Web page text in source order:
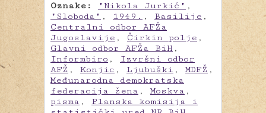
Oznake: "Nikola Jurkić" ,
"Sloboda" , 1949. , Basilije ,
Centralni odbor AFŽa
Jugoslavije , Čirkin polje ,
Glavni odbor AFŽa BiH ,
Informbiro ,
Izvršni odbor
AFŽ , Konjic , Ljubuški ,MDFŽ ,
Međunarodna demokratska
federacija žena ,Moskva ,
pisma , Planska komisija i